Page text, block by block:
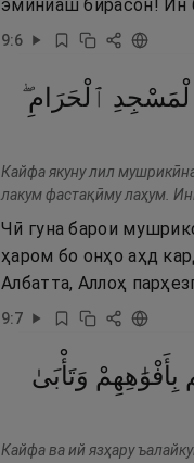
эминиаш бирасон! Ин
9:6
ٱلْحَرَامِ ۖ
Кайфа якуну лил
лакум фастақӣму лаҳум.
Чӣ гуна барои
ҳаром бо онҳо аҳд
Албатта, Аллоҳ
9:7
بِأَفْوَٰهِهِمْ وَتَأْبَىٰ
Кайфа ва ий язҳару